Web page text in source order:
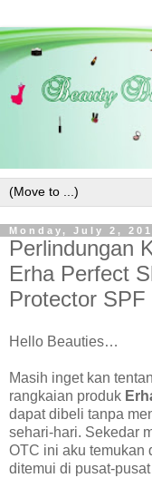
Monday, July 2,
Perlindungan
Erha Perfect
Protector SPF
Hello Beauties…
Masih inget kan
rangkaian produk
dapat dibeli tanpa
sehari-hari. Sekedar
OTC ini aku temukan
ditemui di pusat-